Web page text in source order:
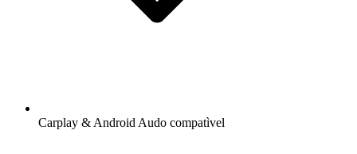
Carplay & Android Audo compatìvel